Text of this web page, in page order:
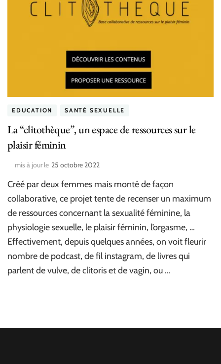
EDUCATION SANTÉ SEXUELLE
La “clitothèque”, un espace de ressources sur le
plaisir féminin
mis à jour le 25 octobre 2022
Créé par deux femmes mais monté de façon
collaborative, ce projet tente de recenser un maximum
de ressources concernant la sexualité féminine, la
physiologie sexuelle, le plaisir féminin, l’orgasme, …
Effectivement, depuis quelques années, on voit fleurir
nombre de podcast, de fil instagram, de livres qui
parlent de vulve, de clitoris et de vagin, ou …